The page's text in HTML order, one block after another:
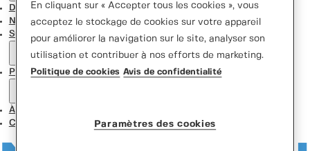
Door Designer
Nouvelles
Support Center
Promotions
À propos de nous
Contactez-nous
En cliquant sur « Accepter tous les cookies », vous
acceptez le stockage de cookies sur votre appareil
pour améliorer la navigation sur le site, analyser son
utilisation et contribuer à nos efforts de marketing.
Politique de cookies Avis de confidentialité
Paramètres des cookies